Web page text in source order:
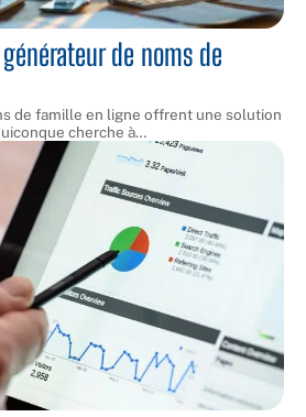
de noms de
de famille en ligne offrent une solution
cherche à…